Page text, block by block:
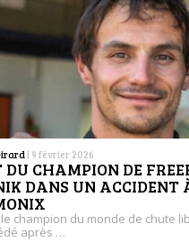
| 9 février 2026
DU CHAMPION DE
DANS UN ACCIDENT
champion du monde de chute
après …